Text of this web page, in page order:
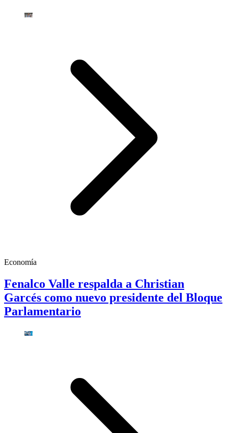
Economía
Fenalco Valle respalda a Christian
Garcés como nuevo presidente del Bloque
Parlamentario